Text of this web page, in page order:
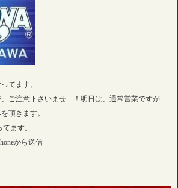
てます。
ご注意下さいませ…！明日は、通常営業ですが
頂きます。
ます。
から送信